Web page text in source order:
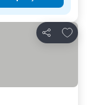
Partilhar
Adicionar